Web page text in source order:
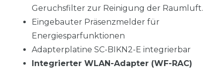
Geruchsfilter zur Reinigung der Raumluft.
Eingebauter Präsenzmelder für
Energiesparfunktionen
Adapterplatine SC-BIKN2-E integrierbar
Integrierter WLAN-Adapter (WF-RAC)